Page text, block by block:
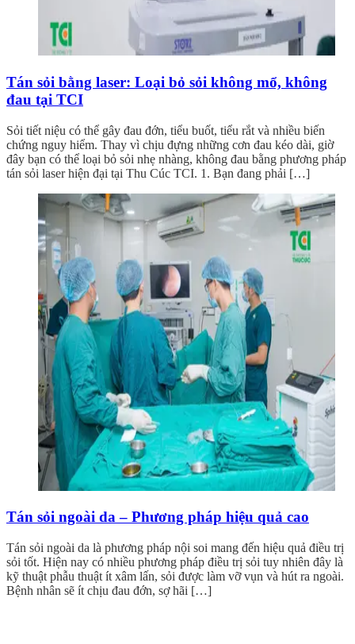
Tán sỏi bằng laser: Loại bỏ sỏi không mổ, không
đau tại TCI
Sỏi tiết niệu có thể gây đau đớn, tiểu buốt, tiểu rắt và nhiều biến
chứng nguy hiểm. Thay vì chịu đựng những cơn đau kéo dài, giờ
đây bạn có thể loại bỏ sỏi nhẹ nhàng, không đau bằng phương pháp
tán sỏi laser hiện đại tại Thu Cúc TCI. 1. Bạn đang phải […]
Tán sỏi ngoài da – Phương pháp hiệu quả cao
Tán sỏi ngoài da là phương pháp nội soi mang đến hiệu quả điều trị
sỏi tốt. Hiện nay có nhiều phương pháp điều trị sỏi tuy nhiên đây là
kỹ thuật phẫu thuật ít xâm lấn, sỏi được làm vỡ vụn và hút ra ngoài.
Bệnh nhân sẽ ít chịu đau đớn, sợ hãi […]